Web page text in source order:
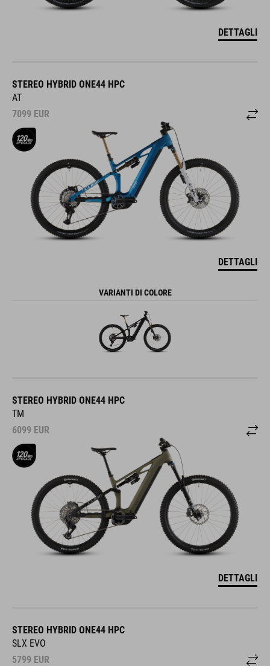
DETTAGLI
STEREO HYBRID ONE44 HPC
AT
7099 EUR
DETTAGLI
VARIANTI DI COLORE
STEREO HYBRID ONE44 HPC
TM
6099 EUR
DETTAGLI
STEREO HYBRID ONE44 HPC
SLX EVO
5799 EUR